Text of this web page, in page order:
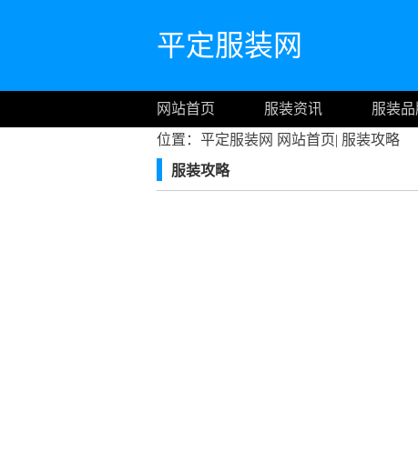
平定服装网
网站首页 服装资讯 服装
位置：平定服装网 网站首页| 服装攻略
服装攻略